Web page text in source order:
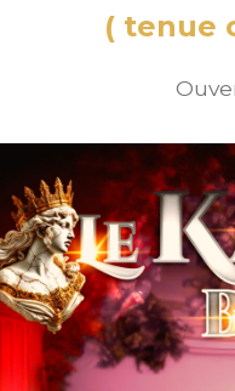
( tenue